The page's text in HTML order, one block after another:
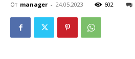
От manager - 24.05.2023 602